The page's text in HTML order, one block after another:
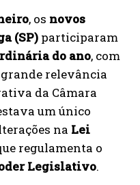
, os novos
(SP) participaram
do ano, com
relevância
da Câmara
um único
na Lei
regulamenta o
Legislativo.